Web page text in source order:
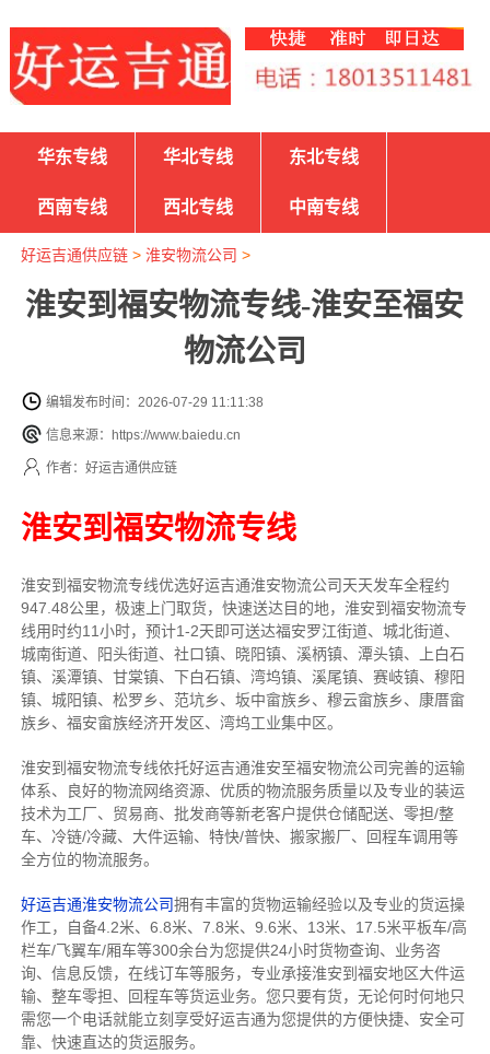
华东专线 华北专线 东北专线
西南专线 西北专线 中南专线
好运吉通供应链> 淮安物流公司 >
淮安到福安物流专线-淮安至福安
物流公司
编辑发布时间：2026-07-29 11:11:38
信息来源：https://www.baiedu.cn
作者：好运吉通供应链
淮安到福安物流专线
淮安到福安物流专线优选好运吉通淮安物流公司天天发车全程约
947.48公里， 极速上门取货，快速送达目的地，淮安到福安物流专
线用时约11小时，预计1-2天即可送达福安罗江街道、城北街道、
城南街道、阳头街道、社口镇、晓阳镇、溪柄镇、潭头镇、上白石
镇、溪潭镇、甘棠镇、下白石镇、湾坞镇、溪尾镇、赛岐镇、穆阳
镇、城阳镇、松罗乡、范坑乡、坂中畲族乡、穆云畲族乡、康厝畲
族乡、福安畲族经济开发区、湾坞工业集中区。
淮安到福安物流专线依托好运吉通淮安至福安物流公司完善的运输
体系、良好的物流网络资源、优质的物流服务质量以及专业的装运
技术为工厂、贸易商、批发商等新老客户提供仓储配送、零担/整
车、冷链/冷藏、大件运输、特快/普快、搬家搬厂、回程车调用等
全方位的物流服务。
好运吉通淮安物流公司拥有丰富的货物运输经验以及专业的货运操
作工，自备4.2米、6.8米、7.8米、9.6米、13米、17.5米平板车/高
栏车/飞翼车/厢车等300余台为您提供24小时货物查询、业务咨
询、信息反馈，在线订车等服务， 专业承接淮安到福安地区大件运
输、整车零担、回程车等货运业务。 您只要有货，无论何时何地只
需您一个电话就能立刻享受好运吉通为您提供的方便快捷、安全可
靠、快速直达的货运服务。